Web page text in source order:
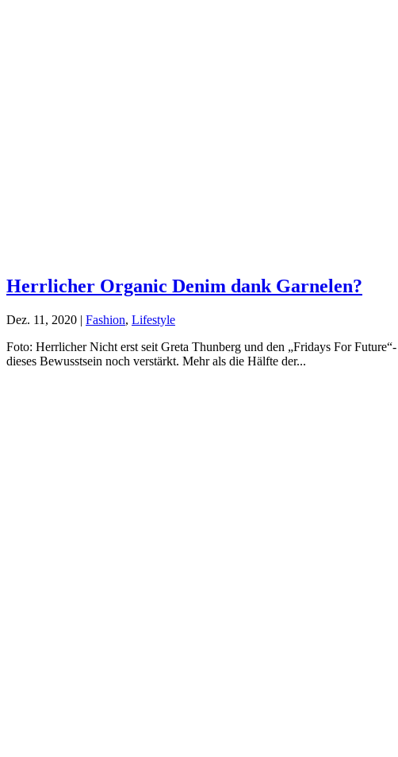
Herrlicher Organic Denim dank Garnelen?
Dez. 11, 2020 | Fashion, Lifestyle
Foto: Herrlicher Nicht erst seit Greta Thunberg und den „Fridays For
dieses Bewusstsein noch verstärkt. Mehr als die Hälfte der...